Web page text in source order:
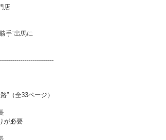
店
手”出馬に
”（全33ページ）
が必要